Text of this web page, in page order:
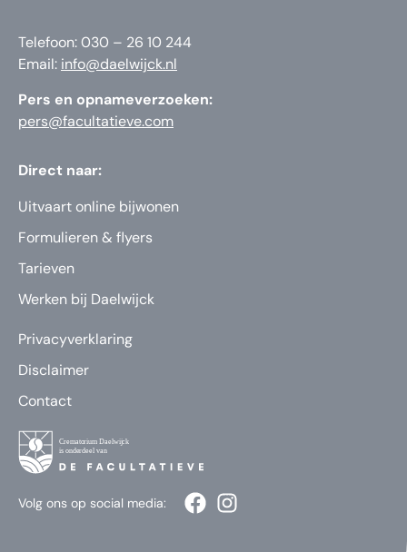
Telefoon: 030 – 26 10 244
Email: info@daelwijck.nl
Pers en opnameverzoeken:
pers@facultatieve.com
Direct naar:
Uitvaart online bijwonen
Formulieren & flyers
Tarieven
Werken bij Daelwijck
Privacyverklaring
Disclaimer
Contact
Volg ons op social media: